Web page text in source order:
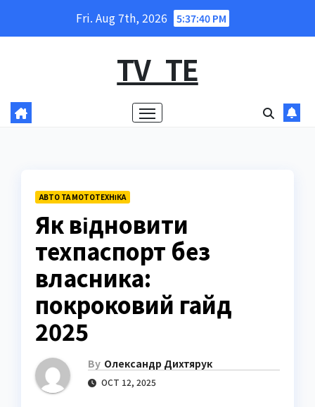
Fri. Aug 7th, 2026 5:37:41 PM
TV_TE
АВТО ТА МОТОТЕХНІКА
Як відновити
техпаспорт без
власника:
покроковий гайд
2025
By Олександр Дихтярук
OCT 12, 2025